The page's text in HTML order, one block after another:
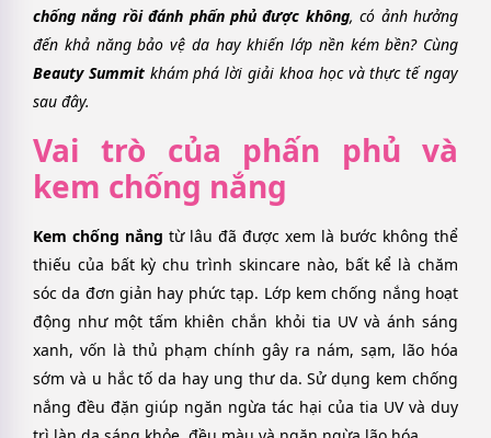
chống nắng rồi đánh phấn phủ được không, có ảnh hưởng
đến khả năng bảo vệ da hay khiến lớp nền kém bền? Cùng
Beauty Summitkhám phá lời giải khoa học và thực tế ngay
sau đây.
Vai trò của phấn phủ và
kem chống nắng
Kem chống nắng từ lâu đã được xem là bước không thể
thiếu của bất kỳ chu trình skincare nào, bất kể là chăm
sóc da đơn giản hay phức tạp. Lớp kem chống nắng hoạt
động như một tấm khiên chắn khỏi tia UV và ánh sáng
xanh, vốn là thủ phạm chính gây ra nám, sạm, lão hóa
sớm và u hắc tố da hay ung thư da. Sử dụng kem chống
nắng đều đặn giúp ngăn ngừa tác hại của tia UV và duy